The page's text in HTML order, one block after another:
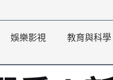
娛樂影視 教育與科學